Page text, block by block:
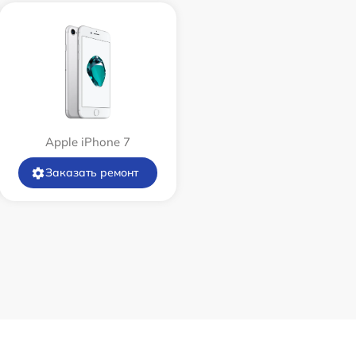
Apple iPhone 7
Заказать ремонт